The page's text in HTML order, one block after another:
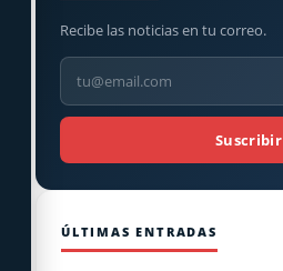
Recibe las noticias en tu correo.
Suscribir
ÚLTIMAS ENTRADAS